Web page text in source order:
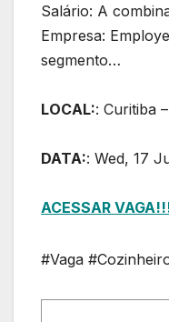
Salário: A
Empresa:
segmento…
LOCAL:: Curitiba
DATA:: Wed, 17
ACESSAR
#Vaga